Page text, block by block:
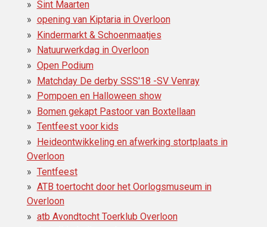
Sint Maarten
opening van Kiptaria in Overloon
Kindermarkt & Schoenmaatjes
Natuurwerkdag in Overloon
Open Podium
Matchday De derby SSS'18 -SV Venray
Pompoen en Halloween show
Bomen gekapt Pastoor van Boxtellaan
Tentfeest voor kids
Heideontwikkeling en afwerking stortplaats in
Overloon
Tentfeest
ATB toertocht door het Oorlogsmuseum in
Overloon
atb Avondtocht Toerklub Overloon